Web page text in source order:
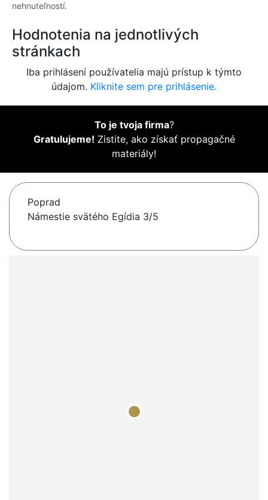
nehnuteľností.
Hodnotenia na jednotlivých
stránkach
Iba prihlásení používatelia majú prístup k týmto
údajom. Kliknite sem pre prihlásenie.
To je tvoja firma?
Gratulujeme! Zistite, ako získať propagačné
materiály!
Poprad
Námestie svätého Egídia 3/5